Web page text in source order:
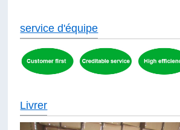
service d'équipe
Livrer